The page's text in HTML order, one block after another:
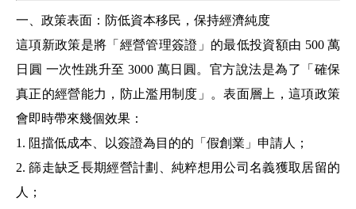
一、政策表面：防低資本移民，保持經濟純度
這項新政策是將「經營管理簽證」的最低投資額由 500 萬
日圓 一次性跳升至 3000 萬日圓。官方說法是為了「確保
真正的經營能力，防止濫用制度」。表面層上，這項政策
會即時帶來幾個效果：
1. 阻擋低成本、以簽證為目的的「假創業」申請人；
2. 篩走缺乏長期經營計劃、純粹想用公司名義獲取居留的
人；